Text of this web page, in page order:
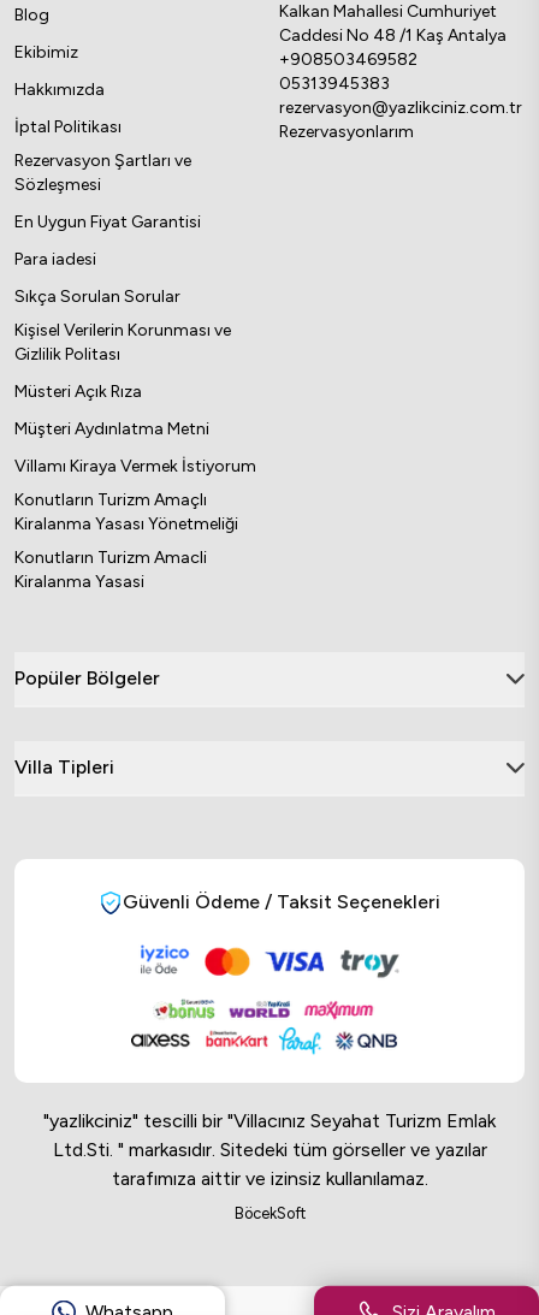
Blog
Ekibimiz
Hakkımızda
İptal Politikası
Rezervasyon Şartları ve
Sözleşmesi
En Uygun Fiyat Garantisi
Para iadesi
Sıkça Sorulan Sorular
Kişisel Verilerin Korunması ve
Gizlilik Politası
Müsteri Açık Rıza
Müşteri Aydınlatma Metni
Villamı Kiraya Vermek İstiyorum
Konutların Turizm Amaçlı
Kiralanma Yasası Yönetmeliği
Konutların Turizm Amacli
Kiralanma Yasasi
Kalkan Mahallesi Cumhuriyet
Caddesi No 48 /1 Kaş Antalya
+908503469582
05313945383
rezervasyon@yazlikciniz.com.tr
Rezervasyonlarım
Popüler Bölgeler
Villa Tipleri
Güvenli Ödeme / Taksit Seçenekleri
"yazlikciniz" tescilli bir "Villacınız Seyahat Turizm Emlak
Ltd.Sti. " markasıdır. Sitedeki tüm görseller ve yazılar
tarafımıza aittir ve izinsiz kullanılamaz.
BöcekSoft